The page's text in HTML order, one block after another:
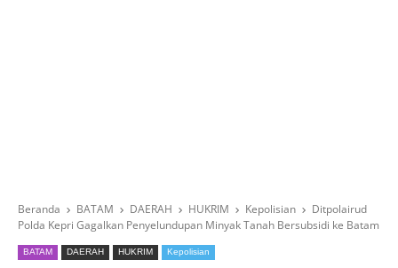
Beranda BATAM DAERAH HUKRIM Kepolisian
Ditpolairud
Polda Kepri Gagalkan Penyelundupan Minyak Tanah Bersubsidi ke Batam
BATAM DAERAH HUKRIM Kepolisian